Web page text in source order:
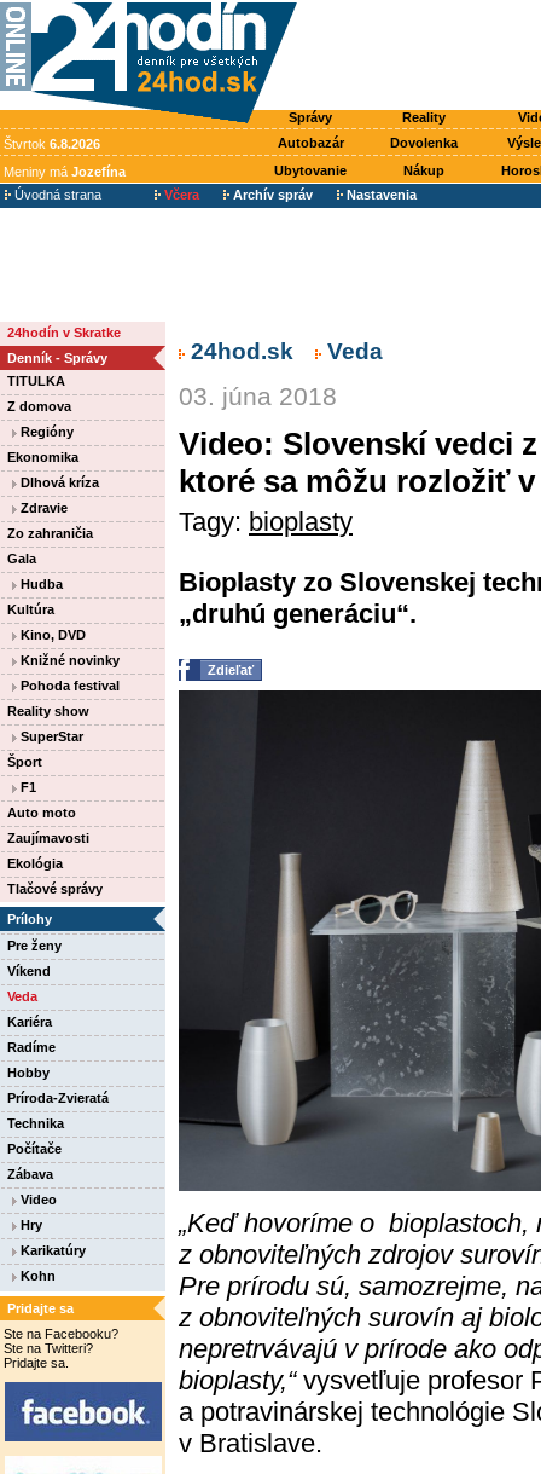
Správy Reality
Štvrtok 6.8.2026 Autobazár Dovolenka
Meniny má Jozefína Ubytovanie Nákup
Úvodná strana
Včera Archív správ Nastavenia
24hodín v Skratke
Denník - Správy
TITULKA
Z domova
Regióny
Ekonomika
Dlhová kríza
Zdravie
Zo zahraničia
Gala
Hudba
Kultúra
Kino, DVD
Knižné novinky
Pohoda festival
Reality show
SuperStar
Šport
F1
Auto moto
Zaujímavosti
Ekológia
Tlačové správy
Prílohy
Pre ženy
Víkend
Veda
Kariéra
Radíme
Hobby
Príroda-Zvieratá
Technika
Počítače
Zábava
Video
Hry
Karikatúry
Kohn
Pridajte sa
Ste na Facebooku?
Ste na Twitteri?
Pridajte sa.
24hod.sk Veda
03. júna 2018
Video: Slovenskí vedci
ktoré sa môžu rozložiť
Tagy: bioplasty
Bioplasty zo Slovenskej
„druhú generáciu“.
Zdieľať
„Keď hovoríme o bioplastoch,
z obnoviteľných zdrojov
Pre prírodu sú, samozrejme,
z obnoviteľných surovín aj
nepretrvávajú v prírode ako
bioplasty,“vysvetľuje profesor
a potravinárskej technológie
v Bratislave.